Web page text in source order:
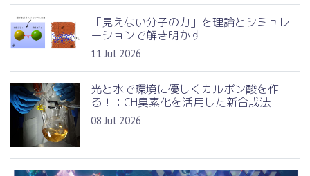
「見えない分子の力」を理論とシミュレ
ーションで解き明かす
11 Jul 2026
光と水で環境に優しくカルボン酸を作
る！：CH臭素化を活用した新合成法
08 Jul 2026